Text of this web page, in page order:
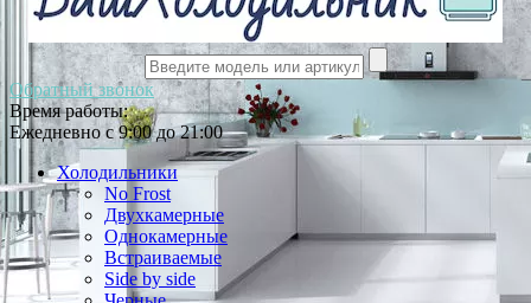
Обратный звонок
Время работы:
Ежедневно с 9:00 до 21:00
Холодильники
No Frost
Двухкамерные
Однокамерные
Встраиваемые
Side by side